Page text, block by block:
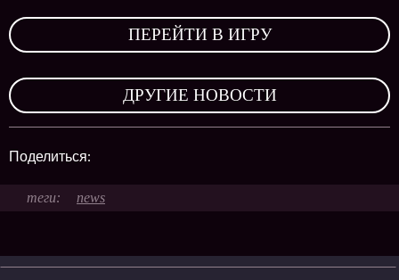
ПЕРЕЙТИ В ИГРУ
ДРУГИЕ НОВОСТИ
Поделиться:
news